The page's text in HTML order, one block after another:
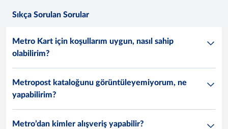
Sıkça Sorulan Sorular
Metro Kart için koşullarım uygun, nasıl sahip
olabilirim?
Metropost kataloğunu görüntüleyemiyorum, ne
yapabilirim?
Metro’dan kimler alışveriş yapabilir?